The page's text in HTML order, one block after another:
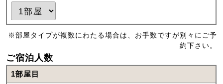
※部屋タイプが複数にわたる場合は、お手数ですが別々にご予
約下さい。
ご宿泊人数
1部屋目